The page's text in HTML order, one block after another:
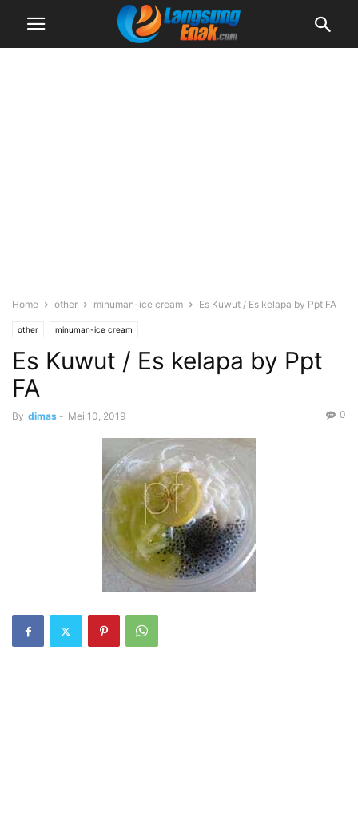
Home other minuman-ice cream Es Kuwut / Es kelapa by Ppt FA
other minuman-ice cream
Es Kuwut / Es kelapa by Ppt
FA
By dimas - Mei 10, 2019 0